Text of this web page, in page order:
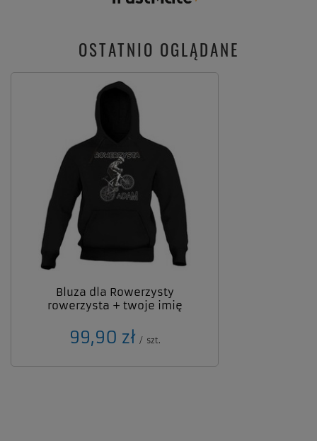
OSTATNIO OGLĄDANE
Bluza dla Rowerzysty
rowerzysta + twoje imię
99,90 zł / szt.